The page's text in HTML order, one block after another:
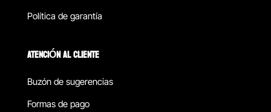
Política de garantía
ATENCIÓN AL CLIENTE
Buzón de sugerencias
Formas de pago